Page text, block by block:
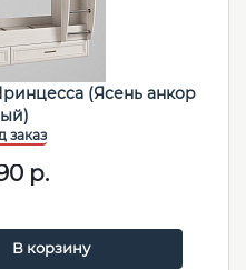
(Ясень анкор
р.
В корзину